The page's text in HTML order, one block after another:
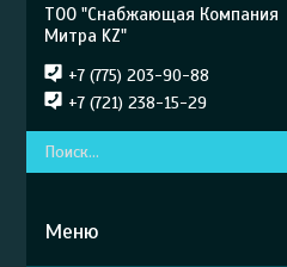
ТОО "Снабжающая Компания
Митра KZ"
+7 (775) 203-90-88
+7 (721) 238-15-29